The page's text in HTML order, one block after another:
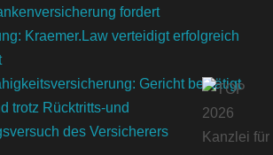
fordert
Kraemer.Law verteidigt erfolgreich
Gericht bestätigt
trotz Rücktritts-und
des Versicherers